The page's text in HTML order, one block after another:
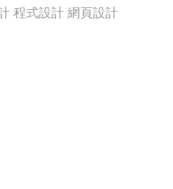
程式設計網頁設計